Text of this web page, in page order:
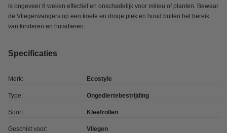
is ongeveer 8 weken effectief en onschadelijk voor milieu of planten. Bewaar
de Vliegenvangers op een koele en droge plek en houd buiten het bereik
van kinderen en huisdieren.
Specificaties
Merk: Ecostyle
Type: Ongediertebestrijding
Soort: Kleefrollen
Geschikt voor: Vliegen